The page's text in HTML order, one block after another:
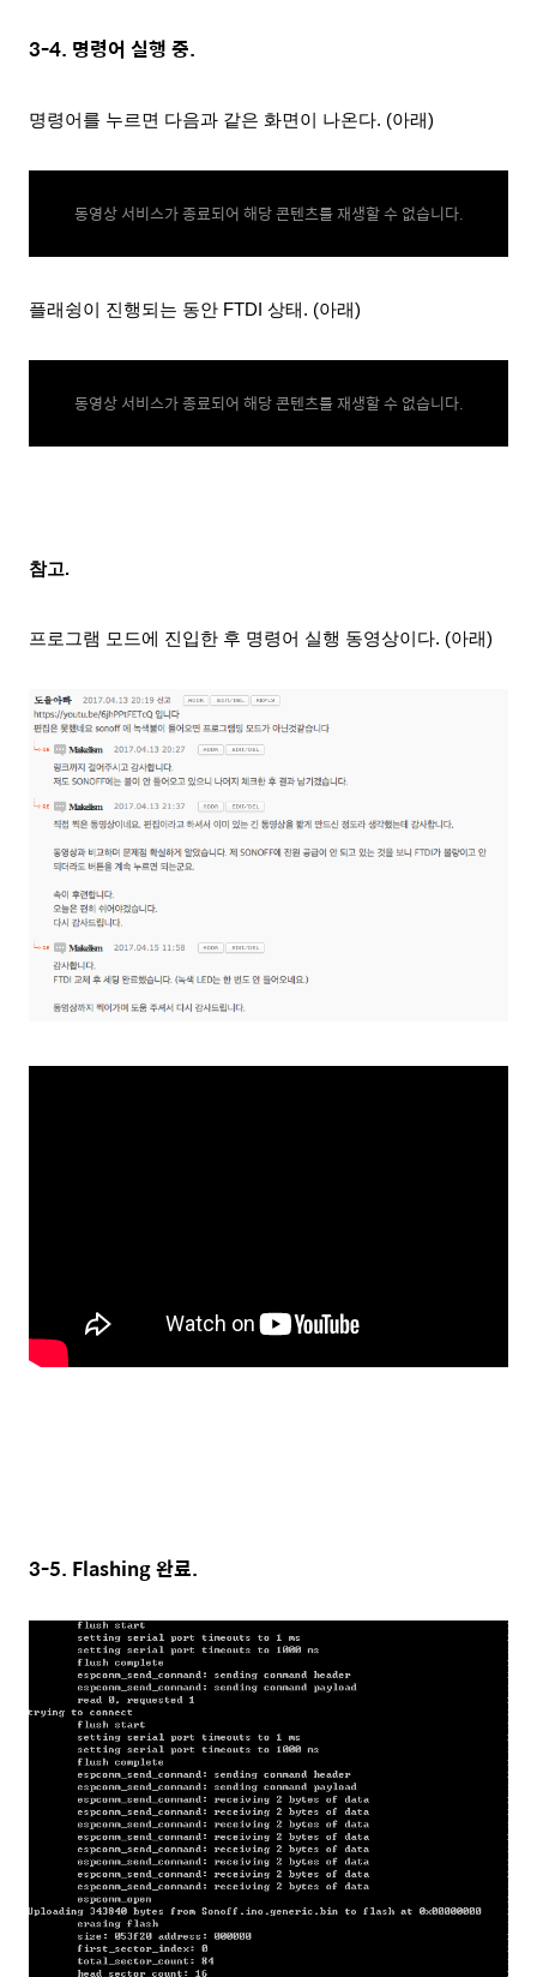
3-4. 명령어 실행 중.
명령어를 누르면 다음과 같은 화면이 나온다. (아래)
동영상 서비스가 종료되어 해당 콘텐츠를 재생할 수 없습니다.
플래슁이 진행되는 동안 FTDI 상태 . (아래)
동영상 서비스가 종료되어 해당 콘텐츠를 재생할 수 없습니다.
참고.
프로그램 모드에 진입한 후 명령어 실행 동영상이다. (아래)
3-5. Flashing 완료.